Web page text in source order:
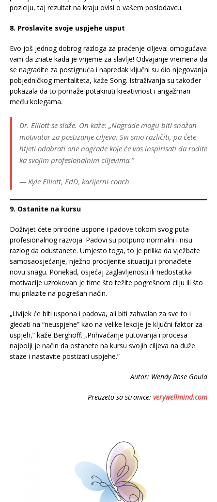
poziciju, taj rezultat na kraju ovisi o vašem poslodavcu.
8. Proslavite svoje uspjehe usput
Evo još jednog dobrog razloga za praćenje ciljeva: omogućava
vam da znate kada je vrijeme za slavlje! Odvajanje vremena da
se nagradite za postignuća i napredak ključni su dio njegovanja
pobjedničkog mentaliteta, kaže Song. Istraživanja su također
pokazala da to pomaže potaknuti kreativnost i angažman
među kolegama.
Dr. Elliott se slaže. On kaže: „Nagrade mogu biti snažan
motivator za postizanje ciljeva. Svi smo različiti, pa ćete
htjeti odabrati one nagrade koje će vas inspirisati da radite
ka svojim profesionalnim ciljevima.”
— Kyle Elliott, EdD, karijerni coach
9. Ostanite na kursu
Doživjet ćete prirodne uspone i padove tokom svog puta
profesionalnog razvoja. Padovi su potpuno normalni i nisu
razlog da odustanete. Umjesto toga, to je prilika da vježbate
samosaosjećanje, nježno procijenite situaciju i pronađete
novu snagu. Ponekad, osjećaj zaglavljenosti ili nedostatka
motivacije uzrokovan je time što težite pogrešnom cilju ili što
mu prilazite na pogrešan način.
„Uvijek će biti uspona i padova, ali biti zahvalan za sve to i
gledati na “neuspjehe” kao na velike lekcije je ključni faktor za
uspjeh,” kaže Berghoff. „Prihvaćanje putovanja i procesa
najbolji je način da ostanete na kursu svojih ciljeva na duže
staze i nastavite postizati uspjehe.”
Autor: Wendy Rose Gould
Preuzeto sa stranice: verywellmind.com